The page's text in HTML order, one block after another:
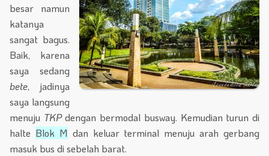
besar namun
katanya
sangat bagus.
Baik, karena
saya sedang
bete, jadinya
saya langsung
menuju TKPdengan bermodal busway. Kemudian turun di
halte Blok M dan keluar terminal menuju arah gerbang
masuk bus di sebelah barat.